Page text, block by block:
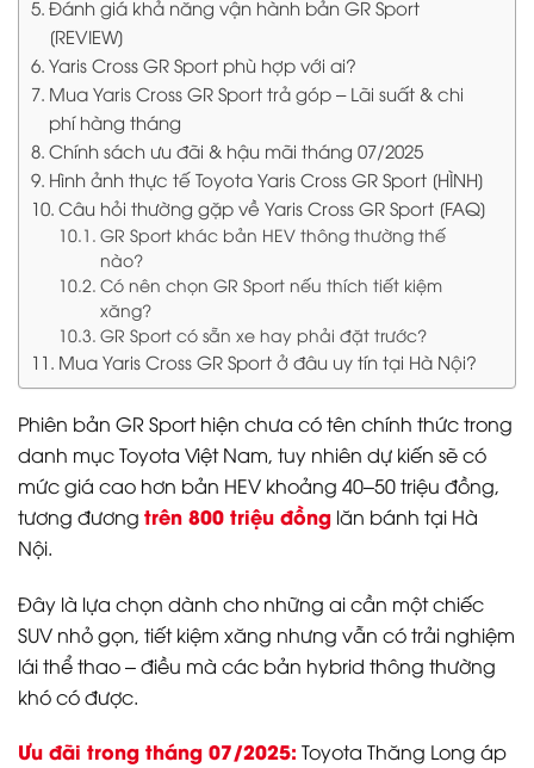
Đánh giá khả năng vận hành bản GR Sport
[REVIEW]
Yaris Cross GR Sport phù hợp với ai?
Mua Yaris Cross GR Sport trả góp – Lãi suất & chi
phí hàng tháng
Chính sách ưu đãi & hậu mãi tháng 07/2025
Hình ảnh thực tế Toyota Yaris Cross GR Sport [HÌNH]
Câu hỏi thường gặp về Yaris Cross GR Sport [FAQ]
GR Sport khác bản HEV thông thường thế
nào?
Có nên chọn GR Sport nếu thích tiết kiệm
xăng?
GR Sport có sẵn xe hay phải đặt trước?
Mua Yaris Cross GR Sport ở đâu uy tín tại Hà Nội?
Phiên bản GR Sport hiện chưa có tên chính thức trong
danh mục Toyota Việt Nam, tuy nhiên dự kiến sẽ có
mức giá cao hơn bản HEV khoảng 40–50 triệu đồng,
tương đương trên 800 triệu đồng lăn bánh tại Hà
Nội.
Đây là lựa chọn dành cho những ai cần một chiếc
SUV nhỏ gọn, tiết kiệm xăng nhưng vẫn có trải nghiệm
lái thể thao – điều mà các bản hybrid thông thường
khó có được.
Ưu đãi trong tháng 07/2025: Toyota Thăng Long áp